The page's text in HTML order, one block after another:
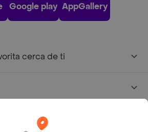
Google play AppGallery
cerca de ti